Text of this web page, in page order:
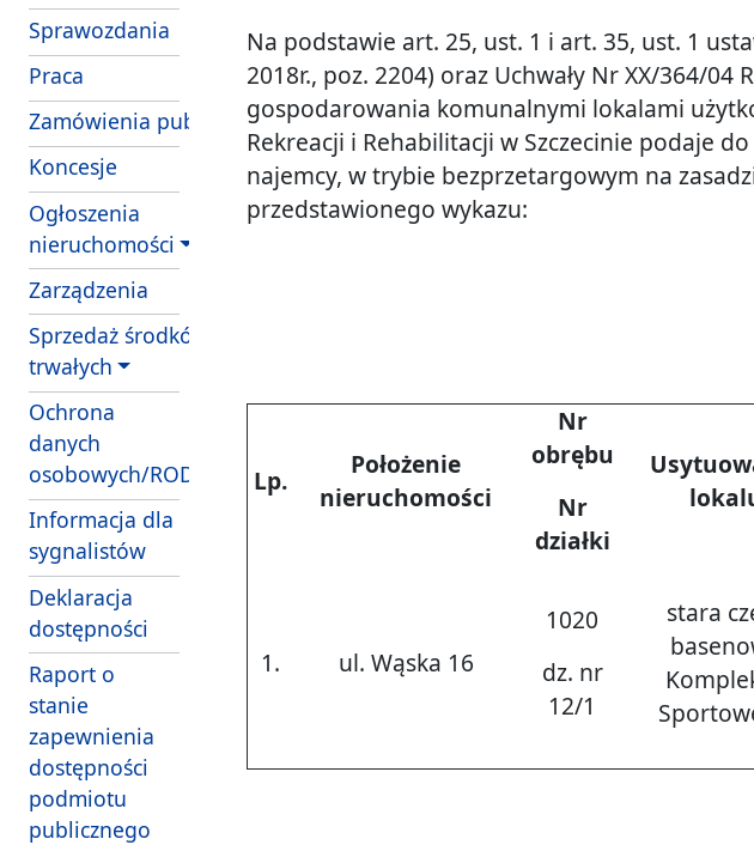
Sprawozdania
Praca
Zamówienia publiczne
Koncesje
Ogłoszenia
nieruchomości
Zarządzenia
Sprzedaż środków
trwałych
Ochrona
danych
osobowych/RODO
Informacja dla
sygnalistów
Deklaracja
dostępności
Raport o
stanie
zapewnienia
dostępności
podmiotu
publicznego
Na podstawie art. 25, ust. 1 i art. 35, ust. 1
2018r., poz. 2204) oraz Uchwały Nr XX/364/
gospodarowania komunalnymi lokalami
Rekreacji i Rehabilitacji w Szczecinie podaje
najemcy, w trybie bezprzetargowym na
przedstawionego wykazu:
Lp.
Położenie
nieruchomości
Nr
obrębu
Nr
działki
1. ul. Wąska 16
1020
dz. nr
12/1
stara